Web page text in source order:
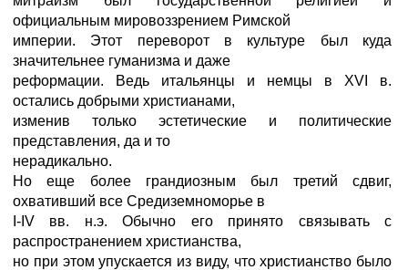
официальным мировоззрением Римской
империи. Этот переворот в культуре был куда
значительнее гуманизма и даже
реформации. Ведь итальянцы и немцы в XVI в.
остались добрыми христианами,
изменив только эстетические и политические
представления, да и то
нерадикально.
Но еще более грандиозным был третий сдвиг,
охвативший все Средиземноморье в
I-IV вв. н.э. Обычно его принято связывать с
распространением христианства,
но при этом упускается из виду, что христианство было